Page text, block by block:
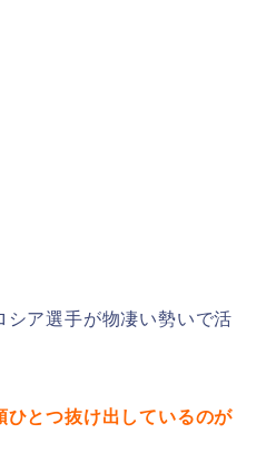
ア選手が物凄い勢いで活
ひとつ抜け出しているのが